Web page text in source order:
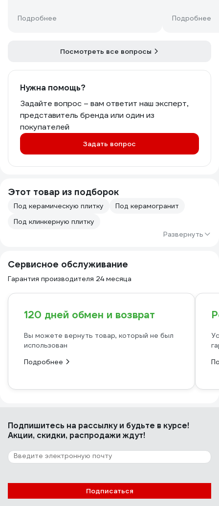
Подробнее Подробнее
Посмотреть все вопросы
Нужна помощь?
Задайте вопрос – вам ответит наш эксперт,
представитель бренда или один из
покупателей
Задать вопрос
Этот товар из подборок
Под керамическую плитку
Под керамогранит
Под клинкерную плитку
Развернуть
Сервисное обслуживание
Гарантия производителя 24 месяца
120 дней обмен и возврат
Вы можете вернуть товар, который не был
использован
Подробнее
Подпишитесь на рассылкуи будьте в курсе!
Акции, скидки, распродажи ждут!
Подписаться